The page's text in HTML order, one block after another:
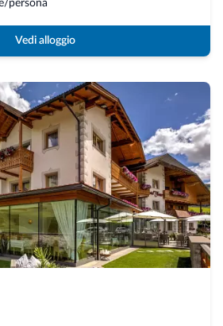
persona
Vedi alloggio